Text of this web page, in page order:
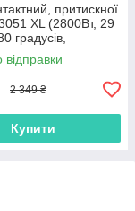
притискної
XL (2800Вт, 29
градусів,
відправки
2 349 ₴
Купити